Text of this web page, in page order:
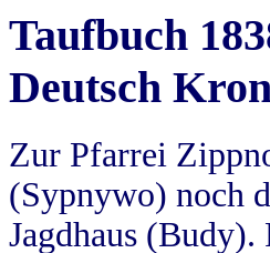
Taufbuch
Deutsch
Zur Pfarrei
(Sypnywo) noch
Jagdhaus (Budy).